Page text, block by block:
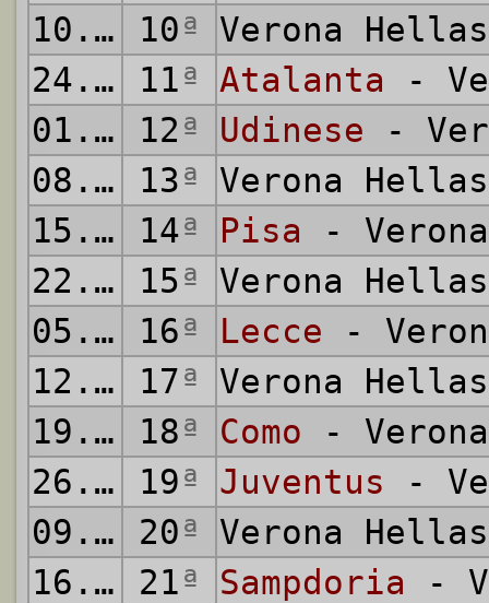
10.11.1985
10ª
Verona
24.11.1985
11ª Atalanta -
01.12.1985
12ª Udinese -
08.12.1985
13ª
Verona
15.12.1985
14ª Pisa -
22.12.1985
15ª
Verona
05.01.1986
16ª Lecce -
12.01.1986
17ª
Verona
19.01.1986
18ª Como -
26.01.1986
19ª Juventus -
09.02.1986
20ª
Verona
16.02.1986
21ª Sampdoria -